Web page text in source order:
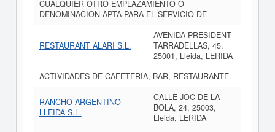
CUALQUIER OTRO EMPLAZAMIENTO O
DENOMINACION APTA PARA EL SERVICIO DE
RESTAURANT ALARI S.L.
AVENIDA PRESIDENT
TARRADELLAS, 45,
25001, Lleida, LERIDA
ACTIVIDADES DE CAFETERIA, BAR, RESTAURANTE
RANCHO ARGENTINO
LLEIDA S.L.
CALLE JOC DE LA
BOLA, 24, 25003,
Lleida, LERIDA